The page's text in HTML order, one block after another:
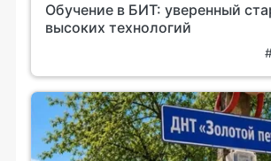
Обучение в БИТ: уверенный
высоких технологий